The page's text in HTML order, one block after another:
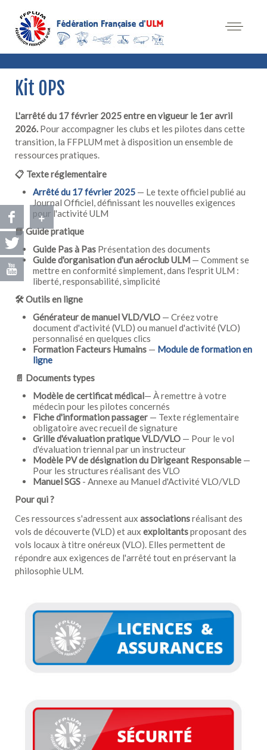
Kit OPS
L'arrêté du 17 février 2025 entre en vigueur le 1er avril
2026. Pour accompagner les clubs et les pilotes dans cette
transition, la FFPLUM met à disposition un ensemble de
ressources pratiques.
📋 Texte réglementaire
Arrêté du 17 février 2025 — Le texte officiel publié au
Journal Officiel, définissant les nouvelles exigences
pour l'activité ULM
📘Guide pratique
Guide Pas à Pas Présentation des documents
Guide d'organisation d'un aéroclub ULM — Comment se
mettre en conformité simplement, dans l'esprit ULM :
liberté, responsabilité, simplicité
🛠️Outils en ligne
Générateur de manuel VLD/VLO — Créez votre
document d'activité (VLD) ou manuel d'activité (VLO)
personnalisé en quelques clics
Formation Facteurs Humains — Module de formation en
ligne
📄 Documents types
Modèle de certificat médical— À remettre à votre
médecin pour les pilotes concernés
Fiche d'information passager — Texte réglementaire
obligatoire avec recueil de signature
Grille d'évaluation pratique VLD/VLO — Pour le vol
d'évaluation triennal par un instructeur
Modèle PV de désignation du Dirigeant Responsable —
Pour les structures réalisant des VLO
Manuel SGS - Annexe au Manuel d'Activité VLO/VLD
Pour qui ?
Ces ressources s'adressent aux associationsréalisant des
vols de découverte (VLD) et aux exploitantsproposant des
vols locaux à titre onéreux (VLO). Elles permettent de
répondre aux exigences de l'arrêté tout en préservant la
philosophie ULM.
+